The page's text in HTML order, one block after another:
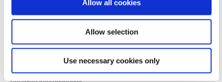
Allow all cookies
Allow selection
Use necessary cookies only
Déclaration de confidentialité
Déclaration de Cookie
CONTACT
Envoyez-nous un e-mail
Contacts internationaux